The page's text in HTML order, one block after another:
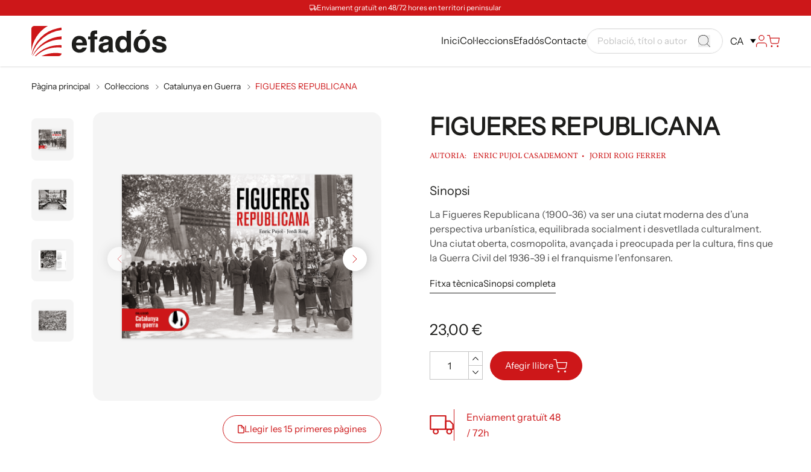
Enviament gratuït en 48/72 hores en territori peninsular
IniciCol·leccionsEfadósContacte CA
Pàgina principal Col·leccions Catalunya en Guerra FIGUERES REPUBLICANA
Llegir les 15 primeres pàgines
FIGUERES REPUBLICANA
AUTORIA: ENRIC PUJOL CASADEMONT JORDI ROIG FERRER
Sinopsi
La Figueres Republicana (1900-36) va ser una ciutat moderna des d’una
perspectiva urbanística, equilibrada socialment i desvetllada culturalment.
Una ciutat oberta, cosmopolita, avançada i preocupada per la cultura, fins que
la Guerra Civil del 1936-39 i el franquisme l’enfonsaren.
Fitxa tècnicaSinopsi completa
23,00 €
Afegir llibre
Enviament gratuït 48
/ 72h